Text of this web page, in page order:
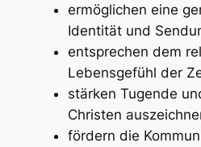
ermöglichen eine
Identität und
entsprechen dem
Lebensgefühl der
stärken Tugende
Christen
fördern die